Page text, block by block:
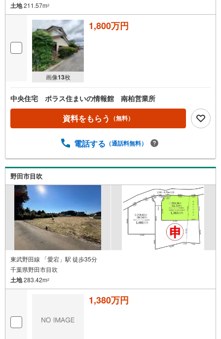
土地211.57m2
画像13枚
1,800万円
中央住宅 ポラス住まいの情報館 南柏営業所
資料をもらう （無料）
電話する （通話料無料）
野田市目吹
東武野田線 「愛宕」駅 徒歩35分
千葉県野田市目吹
土地283.42m2
1,380万円